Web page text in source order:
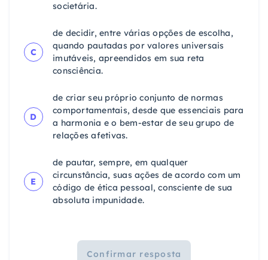
societária.
C
de decidir, entre várias opções de escolha,
quando pautadas por valores universais
imutáveis, apreendidos em sua reta
consciência.
D
de criar seu próprio conjunto de normas
comportamentais, desde que essenciais para
a harmonia e o bem-estar de seu grupo de
relações afetivas.
E
de pautar, sempre, em qualquer
circunstância, suas ações de acordo com um
código de ética pessoal, consciente de sua
absoluta impunidade.
Confirmar resposta